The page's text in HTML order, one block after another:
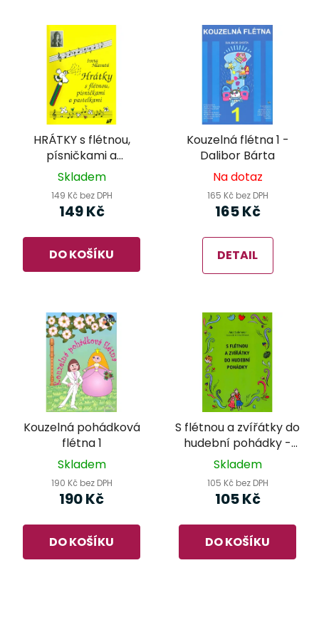
HRÁTKY s flétnou,
písničkami a
pastelkami - Iveta
Skladem
149 Kč bez DPH
149 Kč
DO KOŠÍKU
Kouzelná flétna 1 -
Dalibor Bárta
Na dotaz
165 Kč bez DPH
165 Kč
DETAIL
Kouzelná pohádková
flétna 1
Skladem
190 Kč bez DPH
190 Kč
DO KOŠÍKU
S flétnou a zvířátky do
hudební pohádky -
Aleš Sedlmeier
Skladem
105 Kč bez DPH
105 Kč
DO KOŠÍKU